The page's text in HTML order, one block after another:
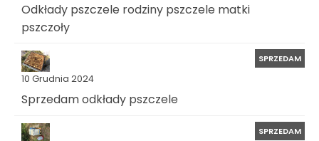
Odkłady pszczele rodziny pszczele matki
pszczoły
10 Grudnia 2024
SPRZEDAM
Sprzedam odkłady pszczele
SPRZEDAM